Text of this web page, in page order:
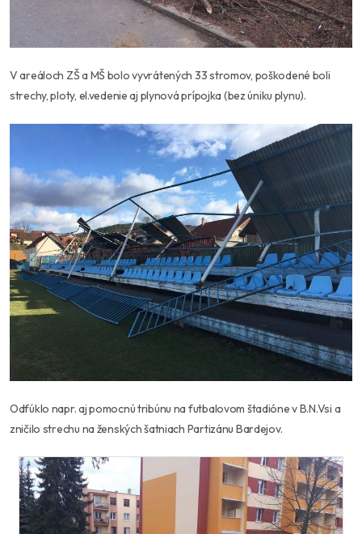
V areáloch ZŠ a MŠ bolo vyvrátených 33 stromov, poškodené boli
strechy, ploty, el.vedenie aj plynová prípojka (bez úniku plynu).
Odfúklo napr. aj pomocnú tribúnu na futbalovom štadióne v B.N.Vsi a
zničilo strechu na ženských šatniach Partizánu Bardejov.